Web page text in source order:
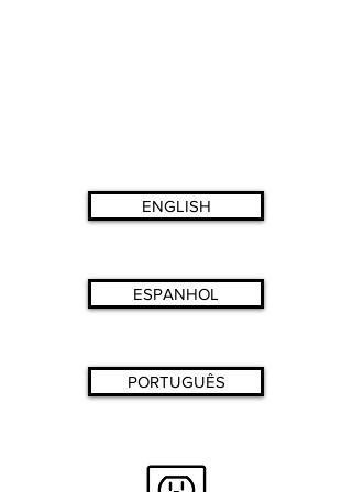
ENGLISH
ESPANHOL
PORTUGUÊS